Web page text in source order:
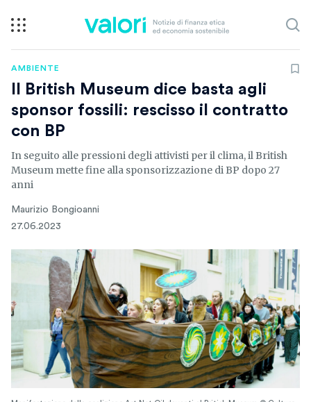
AMBIENTE
Il British Museum dice basta agli
sponsor fossili: rescisso il contratto
con BP
In seguito alle pressioni degli attivisti per il clima, il British
Museum mette fine alla sponsorizzazione di BP dopo 27
anni
Maurizio Bongioanni
27.06.2023